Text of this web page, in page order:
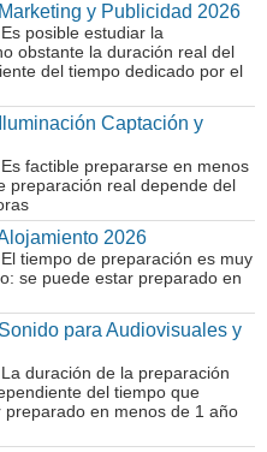
y Publicidad 2026
posible estudiar la
obstante la duración real del
del tiempo dedicado por el
Captación y
factible prepararse en menos
preparación real depende del
2026
tiempo de preparación es muy
se puede estar preparado en
para Audiovisuales y
duración de la preparación
del tiempo que
en menos de 1 año